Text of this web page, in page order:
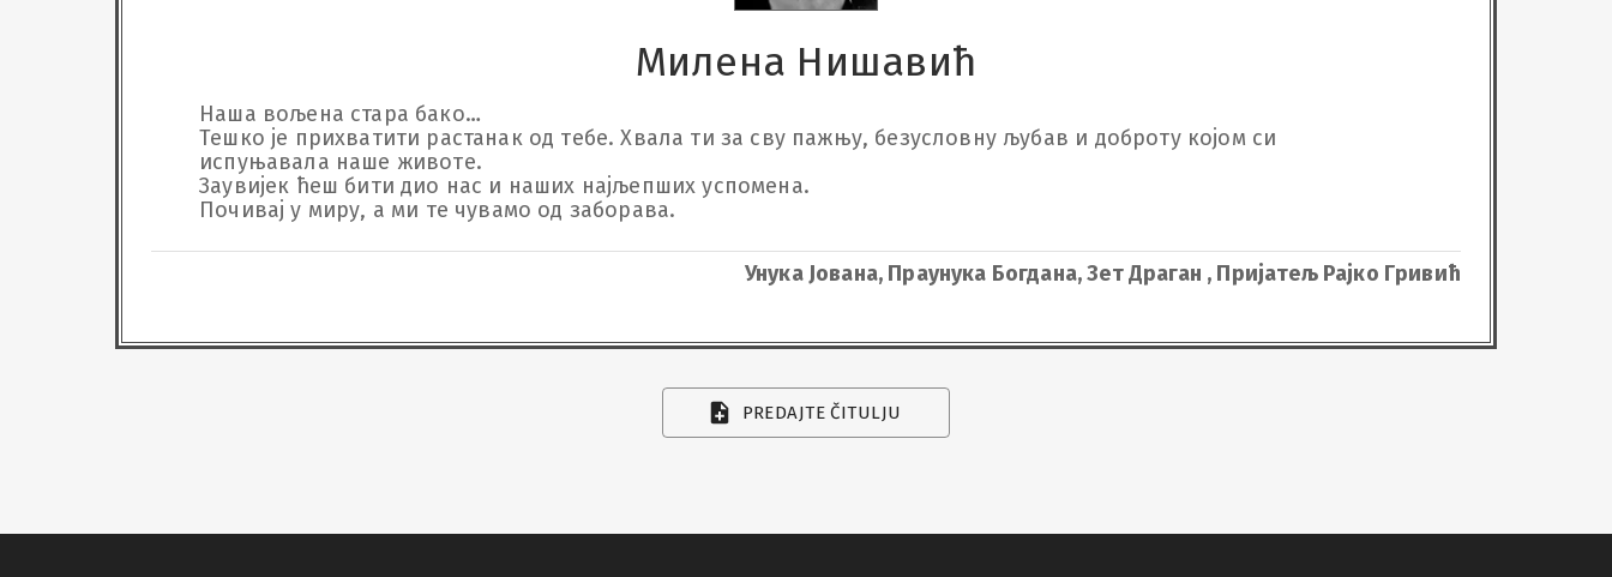
Милена Нишавић
Наша вољена стара бако…
Тешко је прихватити растанак од тебе. Хвала ти за сву пажњу, безусловну љубав и доброту којом си
испуњавала наше животе.
Заувијек ћеш бити дио нас и наших најљепших успомена.
Почивај у миру, а ми те чувамо од заборава.
Унука Јована, Праунука Богдана, Зет Драган , Пријатељ Рајко Гривић
PREDAJTE ČITULJU